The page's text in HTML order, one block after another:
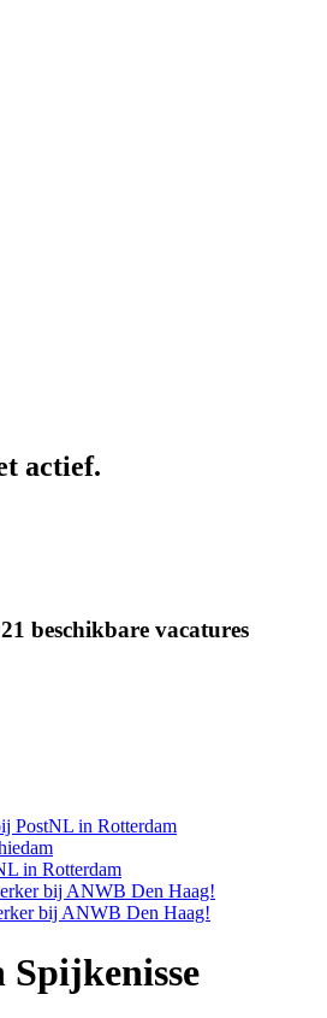
actief.
beschikbare vacatures
PostNL in Rotterdam
in Rotterdam
bij ANWB Den Haag!
bij ANWB Den Haag!
Spijkenisse